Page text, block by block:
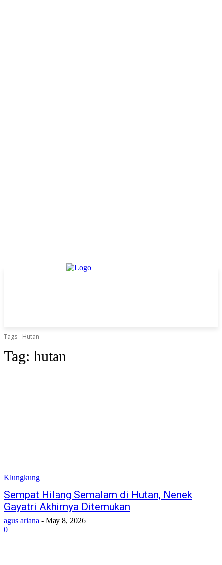
Tags Hutan
Tag: hutan
Klungkung
Sempat Hilang Semalam di Hutan, Nenek
Gayatri Akhirnya Ditemukan
agus ariana - May 8, 2026
0